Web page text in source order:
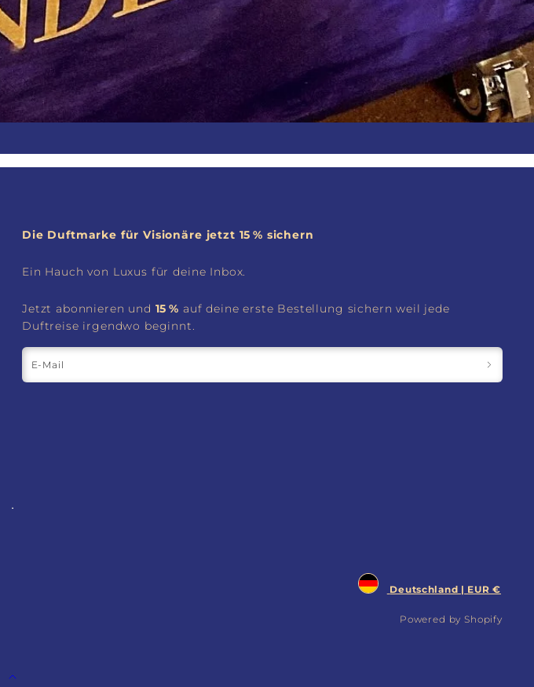
Die Duftmarke für Visionäre jetzt 15 % sichern
Ein Hauch von Luxus für deine Inbox.
Jetzt abonnieren und 15 % auf deine erste Bestellung sichern weil jede
Duftreise irgendwo beginnt.
E-Mail
Deutschland | EUR €
Powered by Shopify